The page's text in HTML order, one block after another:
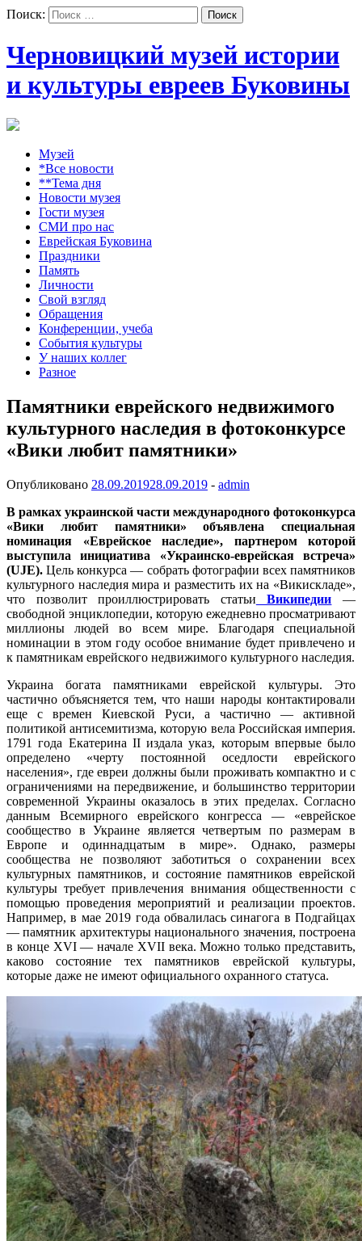
Поиск:
Черновицкий музей истории
и культуры евреев Буковины
Музей
*Все новости
**Тема дня
Новости музея
Гости музея
СМИ про нас
Еврейская Буковина
Праздники
Память
Личности
Свой взгляд
Обращения
Конференции, учеба
События культуры
У наших коллег
Разное
Памятники еврейского недвижимого
культурного наследия в фотоконкурсе
«Вики любит памятники»
Опубликовано 28.09.201928.09.2019 - admin
В рамках украинской части международного фотоконкурса
«Вики любит памятники» объявлена специальная
номинация «Еврейское наследие», партнером которой
выступила инициатива «Украинско-еврейская встреча»
(UJE). Цель конкурса — собрать фотографии всех памятников
культурного наследия мира и разместить их на «Викискладе»,
что позволит проиллюстрировать статьи Википедии —
свободной энциклопедии, которую ежедневно просматривают
миллионы людей во всем мире. Благодаря специальной
номинации в этом году особое внимание будет привлечено и
к памятникам еврейского недвижимого культурного наследия.
Украина богата памятниками еврейской культуры. Это
частично объясняется тем, что наши народы контактировали
еще с времен Киевской Руси, а частично — активной
политикой антисемитизма, которую вела Российская империя.
1791 года Екатерина II издала указ, которым впервые было
определено «черту постоянной оседлости еврейского
населения», где евреи должны были проживать компактно и с
ограничениями на передвижение, и большинство территории
современной Украины оказалось в этих пределах. Согласно
данным Всемирного еврейского конгресса — «еврейское
сообщество в Украине является четвертым по размерам в
Европе и одиннадцатым в мире». Однако, размеры
сообщества не позволяют заботиться о сохранении всех
культурных памятников, и состояние памятников еврейской
культуры требует привлечения внимания общественности с
помощью проведения мероприятий и реализации проектов.
Например, в мае 2019 года обвалилась синагога в Подгайцах
— памятник архитектуры национального значения, построена
в конце XVI — начале XVII века. Можно только представить,
каково состояние тех памятников еврейской культуры,
которые даже не имеют официального охранного статуса.